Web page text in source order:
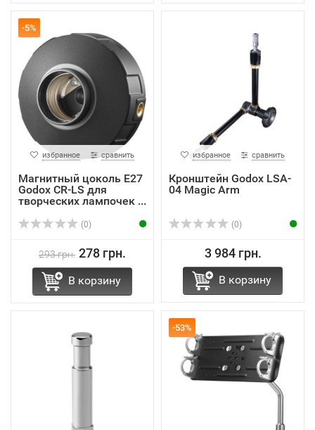
-5%
избранное сравнить
Магнитный цоколь E27
Godox CR-LS для
творческих лампочек ...
(0)
293 грн. 278 грн.
В корзину
избранное сравнить
Кронштейн Godox LSA-
04 Magic Arm
(0)
3 984 грн.
В корзину
-53%